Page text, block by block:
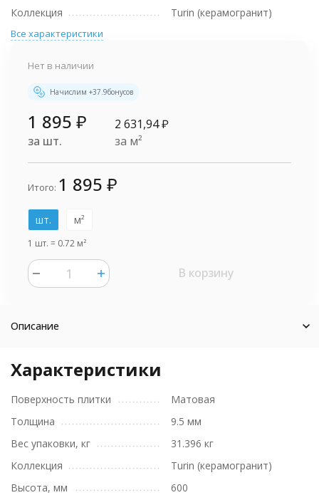
Коллекция
Turin (керамогранит)
Все характеристики
Нет в наличии
Начислим +37.9бонусов
1 895 ₽
за шт.
2 631,94₽
за м²
Итого: 1 895 ₽
шт. м²
1 шт. = 0.72 м²
В корзину
Описание
Характеристики
Поверхность плитки
Матовая
Толщина
9.5 мм
Вес упаковки, кг
31.396 кг
Коллекция
Turin (керамогранит)
Высота, мм
600